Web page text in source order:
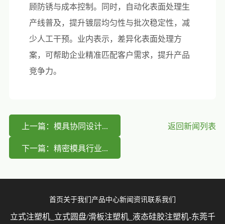
顾防锈与成本控制。同时，自动化表面处理生
产线普及，提升镀层均匀性与批次稳定性，减
少人工干预。业内表示，差异化表面处理方
案，可帮助企业精准匹配客户需求，提升产品
竞争力。
上一篇：模具协同设计... 返回新闻列表
下一篇：精密模具行业...
首页 关于我们 产品中心新闻资讯联系我们
立式注塑机_立式圆盘/滑板注塑机_液态硅胶注塑机-东莞千